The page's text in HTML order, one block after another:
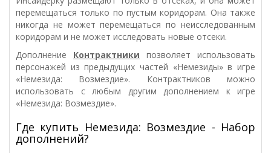
перемещаться только по пустым коридорам. Она также
никогда не может перемещаться по неисследованным
коридорам и не может исследовать новые отсеки.
Дополнение Контрактники позволяет использовать
персонажей из предыдущих частей «Немезиды» в игре
«Немезида: Возмездие». Контрактников можно
использовать с любым другим дополнением к игре
«Немезида: Возмездие».
Где купить Немезида: Возмездие - Набор
дополнений?